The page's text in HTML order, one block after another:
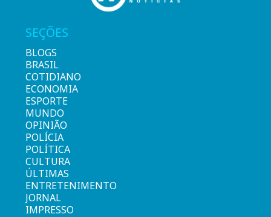
SEÇÕES
BLOGS
BRASIL
COTIDIANO
ECONOMIA
ESPORTE
MUNDO
OPINIÃO
POLÍCIA
POLÍTICA
CULTURA
ÚLTIMAS
ENTRETENIMENTO
JORNAL
IMPRESSO